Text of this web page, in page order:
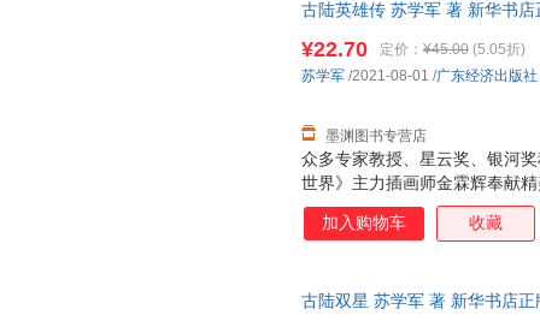
古陆英雄传 苏学军 著 新华书
众多专家教授、星云奖、银河
世界》主力插画师金霖辉奉献
事为形式，以极限科学为翅膀
的具备深刻社会文化、哲学思
¥22.70 定价： ¥45.00 (5.05折)
墨渊图书专营店
苏学军 /2021-08-01 /广东经济出版社
加入购物车 收藏
古陆双星 苏学军 著 新华书店